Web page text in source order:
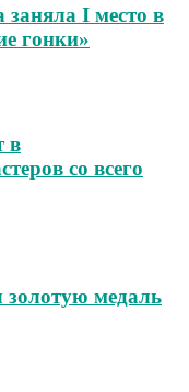
I место в
гонки»
в
со всего
золотую медаль